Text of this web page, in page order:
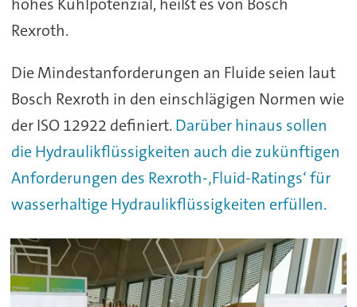
Rexroth.
Die Mindestanforderungen an Fluide seien laut
Bosch Rexroth in den einschlägigen Normen wie
der ISO 12922 definiert. Darüber hinaus sollen
die Hydraulikflüssigkeiten auch die zukünftigen
Anforderungen des Rexroth-‚Fluid-Ratings‘ für
wasserhaltige Hydraulikflüssigkeiten erfüllen.